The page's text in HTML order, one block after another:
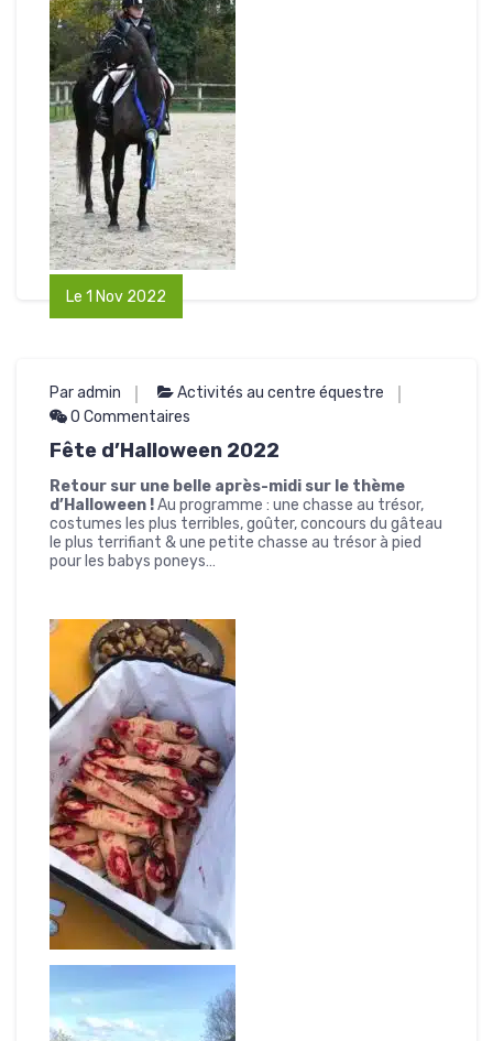
Le 1 Nov 2022
Par admin
Activités au centre équestre
0 Commentaires
Fête d’Halloween 2022
Retour sur une belle après-midi sur le thème
d’Halloween !Au programme : une chasse au trésor,
costumes les plus terribles, goûter, concours du gâteau
le plus terrifiant & une petite chasse au trésor à pied
pour les babys poneys…